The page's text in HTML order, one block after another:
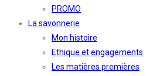
PROMO
La savonnerie
Mon histoire
Ethique et engagements
Les matières premières